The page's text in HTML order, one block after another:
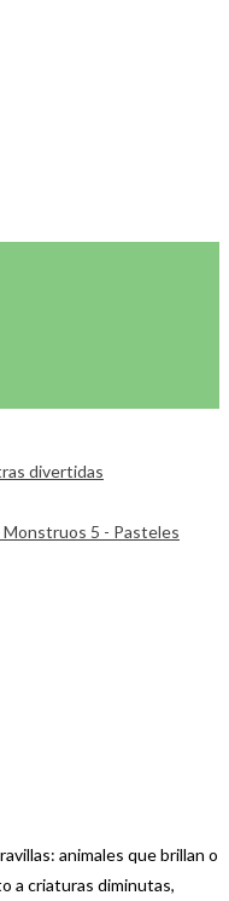
animales que brillan o
a criaturas diminutas,